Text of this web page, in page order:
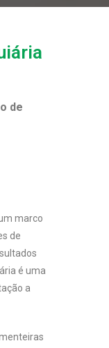
de
marco
de
é uma
a